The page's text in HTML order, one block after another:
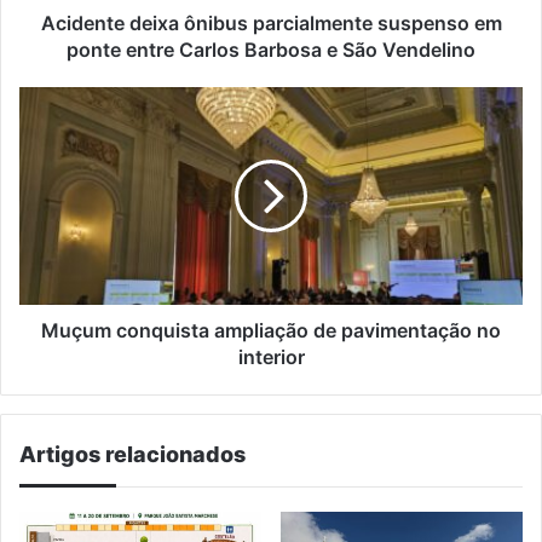
Barbosa
Vendelino
Acidente deixa ônibus parcialmente suspenso em
ponte entre Carlos Barbosa e São Vendelino
Muçum
conquista
ampliação
pavimentação
interior
Muçum conquista ampliação de pavimentação no
interior
Artigos relacionados